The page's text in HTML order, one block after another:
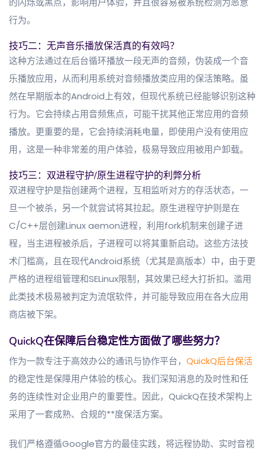
行为。
技巧二：无声音乐播放保活真的有效吗？
这种方法通过在后台循环播放一段无声的音频，伪装成一个音
乐播放应用，从而利用系统对音频播放类应用的保活策略。虽
然在早期版本的Android上有效，但现代系统已经能够识别这种
行为。它会持续占用音频焦点，可能干扰其他正常应用的音频
播放。更重要的是，它会持续消耗电量，即使用户没有使用应
用，这是一种非常差的用户体验，极易导致应用被用户卸载。
技巧三：双进程守护/原生进程守护的利弊分析
双进程守护是指创建两个进程，互相监听对方的存活状态，一
旦一个被杀，另一个就尝试将其拉起。原生进程守护则是在
C/C++层创建Linux aemon进程，利用fork机制来创建子进
程，当主进程被杀后，子进程可以将其重新启动。这些方法技
术门槛高，且在现代Android系统（尤其是高版本）中，由于更
严格的进程组管理和SELinux限制，其效果已经大打折扣。滥用
此类技术极易被判定为流氓软件，并可能导致应用在各大应用
商店被下架。
QuickQ在保障后台稳定性方面做了哪些努力？
作为一款专注于高效办公的通讯与协作平台， QuickQ后台保活
的稳定性是保障用户体验的核心。我们深知消息的及时性和任
务的连续性对企业用户的重要性。因此，QuickQ在技术架构上
采用了一套成熟、合规的**度保活方案。
我们严格遵循Google官方的最佳实践，将远程协助、实时音视